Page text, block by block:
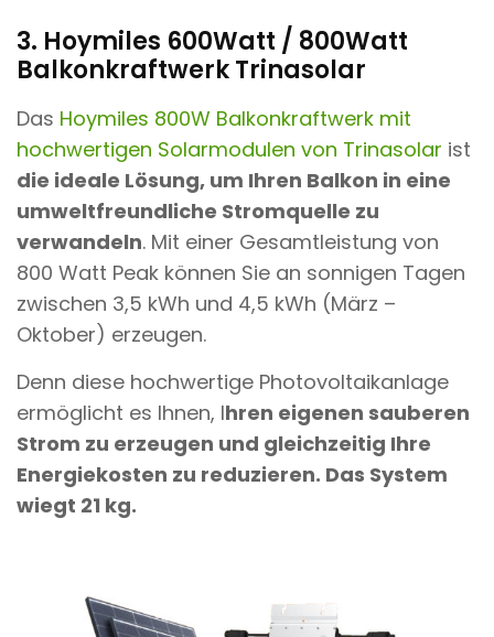
3. Hoymiles 600Watt / 800Watt
Balkonkraftwerk Trinasolar
Das Hoymiles 800W Balkonkraftwerk mit
hochwertigen Solarmodulen von Trinasolar ist
die ideale Lösung, um Ihren Balkon in eine
umweltfreundliche Stromquelle zu
verwandeln. Mit einer Gesamtleistung von
800 Watt Peak können Sie an sonnigen Tagen
zwischen 3,5 kWh und 4,5 kWh (März –
Oktober) erzeugen.
Denn diese hochwertige Photovoltaikanlage
ermöglicht es Ihnen, Ihren eigenen sauberen
Strom zu erzeugen und gleichzeitig Ihre
Energiekosten zu reduzieren. Das System
wiegt 21 kg.